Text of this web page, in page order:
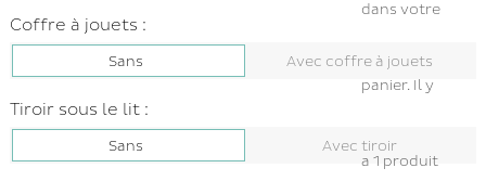
dans votre
panier. Il y
a 1 produit
Coffre à jouets :
Sans Avec coffre à jouets
Tiroir sous le lit :
Sans Avec tiroir